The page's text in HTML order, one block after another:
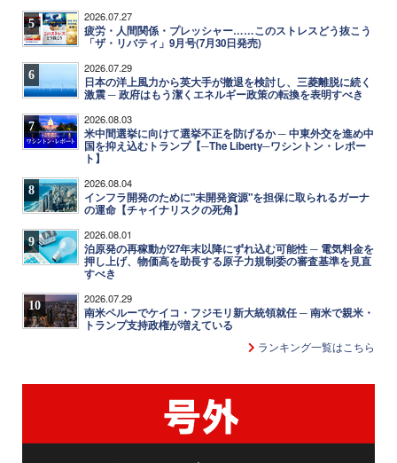
5 2026.07.27
疲労・人間関係・プレッシャー……このストレスどう抜こう
「ザ・リバティ」9月号(7月30日発売)
6 2026.07.29
日本の洋上風力から英大手が撤退を検討し、三菱離脱に続く
激震 ─ 政府はもう潔くエネルギー政策の転換を表明すべき
7 2026.08.03
米中間選挙に向けて選挙不正を防げるか ─ 中東外交を進め中
国を抑え込むトランプ【─The Liberty─ワシントン・レポー
ト】
8 2026.08.04
インフラ開発のために"未開発資源"を担保に取られるガーナ
の運命【チャイナリスクの死角】
9 2026.08.01
泊原発の再稼動が27年末以降にずれ込む可能性 ─ 電気料金を
押し上げ、物価高を助長する原子力規制委の審査基準を見直
すべき
10 2026.07.29
南米ペルーでケイコ・フジモリ新大統領就任 ─ 南米で親米・
トランプ支持政権が増えている
ランキング一覧はこちら